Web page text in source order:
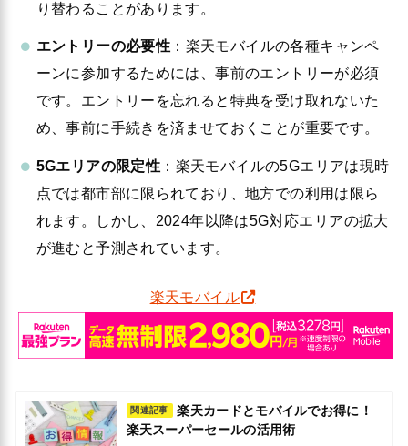
り替わることがあります。
エントリーの必要性 ：楽天モバイルの各種キャンペ
ーンに参加するためには、事前のエントリーが必須
です。エントリーを忘れると特典を受け取れないた
め、事前に手続きを済ませておくことが重要です。
5Gエリアの限定性 ：楽天モバイルの5Gエリアは現時
点では都市部に限られており、地方での利用は限ら
れます。しかし、2024年以降は5G対応エリアの拡大
が進むと予測されています。
楽天モバイル
関連記事
楽天カードとモバイルでお得に！
楽天スーパーセールの活用術